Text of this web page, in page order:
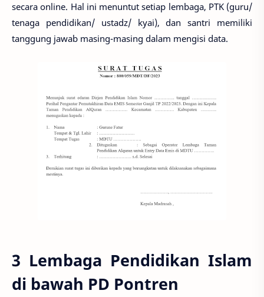
secara online. Hal ini menuntut setiap lembaga, PTK (guru/
tenaga pendidikan/ ustadz/ kyai), dan santri memiliki
tanggung jawab masing-masing dalam mengisi data.
3 Lembaga Pendidikan Islam
di bawah PD Pontren